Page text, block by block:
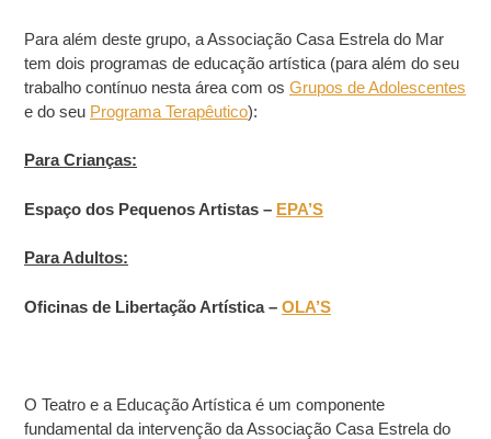
Para além deste grupo, a Associação Casa Estrela do Mar
tem dois programas de educação artística (para além do seu
trabalho contínuo nesta área com osGrupos de Adolescentes
e do seu Programa Terapêutico):
Para Crianças:
Espaço dos Pequenos Artistas – EPA’S
Para Adultos:
Oficinas de Libertação Artística –OLA’S
O Teatro e a Educação Artística é um componente
fundamental da intervenção da Associação Casa Estrela do